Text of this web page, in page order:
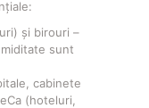
și birouri –
sunt
cabinete
(hoteluri,